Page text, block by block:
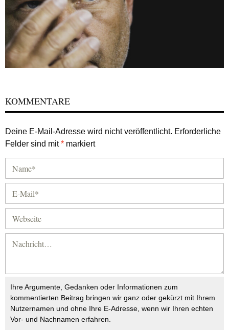
KOMMENTARE
Deine E-Mail-Adresse wird nicht veröffentlicht. Erforderliche
Felder sind mit* markiert
Ihre Argumente, Gedanken oder Informationen zum
kommentierten Beitrag bringen wir ganz oder gekürzt mit Ihrem
Nutzernamen und ohne Ihre E-Adresse, wenn wir Ihren echten
Vor- und Nachnamen erfahren.